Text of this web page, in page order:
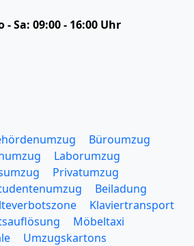
- Sa: 09:00 - 16:00 Uhr
Büroumzug
Laborumzug
Privatumzug
Beiladung
Klaviertransport
Möbeltaxi
Umzugskartons